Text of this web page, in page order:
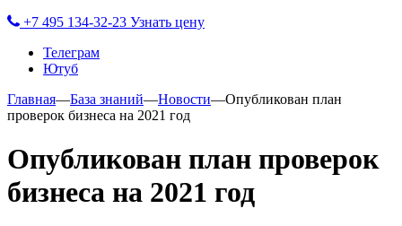
+7 495 134-32-23 Узнать цену
Телеграм
Ютуб
Главная—База знаний—Новости—Опубликован план
проверок бизнеса на 2021 год
Опубликован план проверок
бизнеса на 2021 год